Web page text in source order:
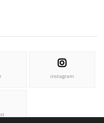
instagram